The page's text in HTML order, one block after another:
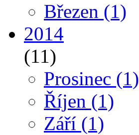
Březen (1)
2014
(11)
Prosinec (1)
Říjen (1)
Září (1)